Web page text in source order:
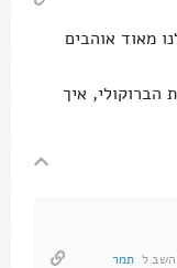
מאוד אוהבים
איך
השב ל תמר